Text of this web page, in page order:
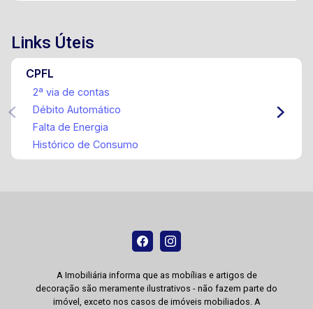
Links Úteis
CPFL
2ª via de contas
Débito Automático
Falta de Energia
Histórico de Consumo
A Imobiliária informa que as mobílias e artigos de
decoração são meramente ilustrativos - não fazem parte do
imóvel, exceto nos casos de imóveis mobiliados. A